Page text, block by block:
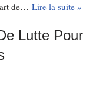
de… Lire la suite »
Lutte Pour